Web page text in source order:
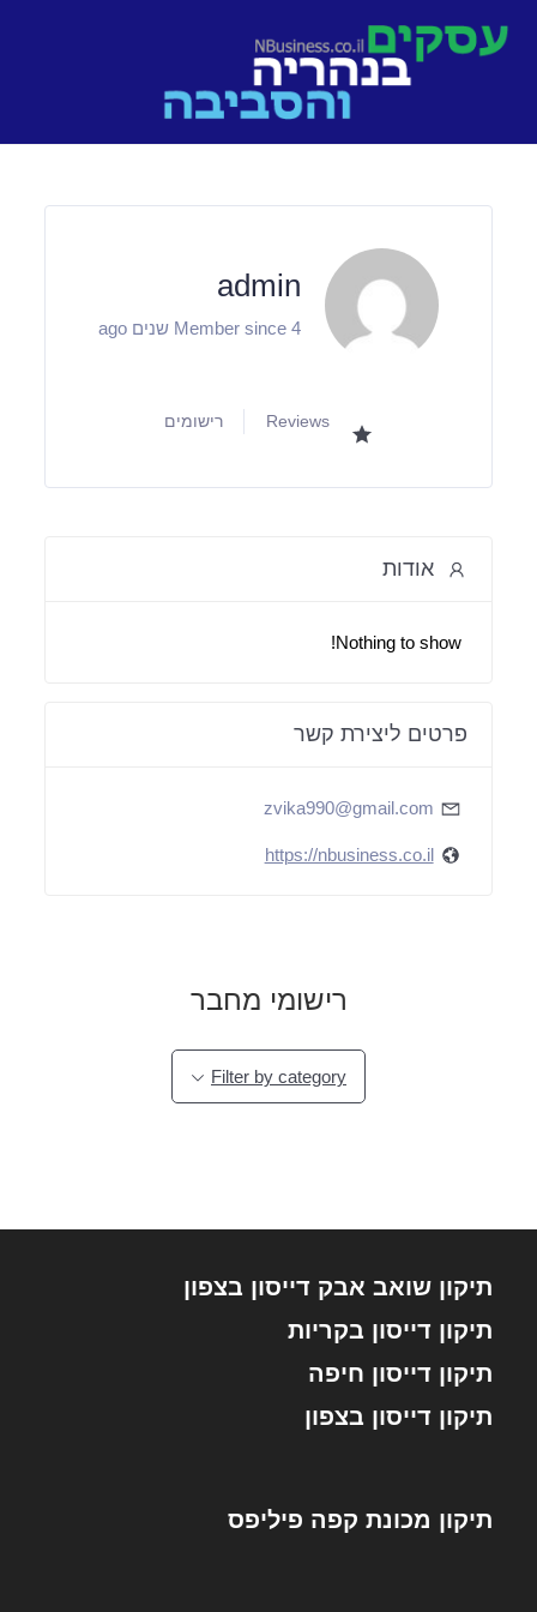
admin
Member since 4 שנים ago
Reviews רישומים
אודות
Nothing to show!
פרטים ליצירת קשר
zvika990@gmail.com
https://nbusiness.co.il
רישומי מחבר
Filter by category
תיקון שואב אבק דייסון בצפון
תיקון דייסון בקריות
תיקון דייסון חיפה
תיקון דייסון בצפון
תיקון מכונת קפה פיליפס